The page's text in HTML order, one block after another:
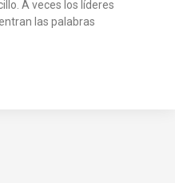
A veces los líderes
las palabras